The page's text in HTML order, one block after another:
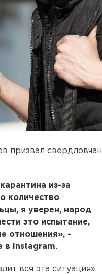
призвал свердловчан
из-за
количество
я уверен, народ
это испытание,
отношения», -
в Instagram.
вся эта ситуация».